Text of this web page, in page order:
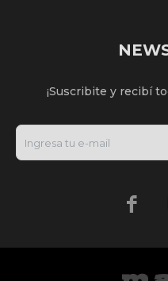
¡Suscribite y recibí
